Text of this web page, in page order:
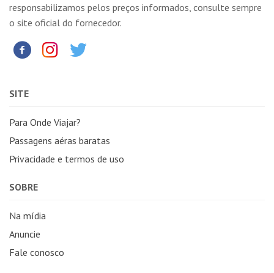
responsabilizamos pelos preços informados, consulte sempre
o site oficial do fornecedor.
SITE
Para Onde Viajar?
Passagens aéras baratas
Privacidade e termos de uso
SOBRE
Na mídia
Anuncie
Fale conosco